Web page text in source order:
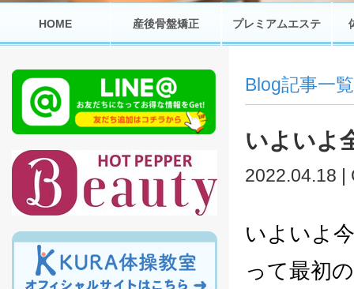
HOME 産後骨盤矯正 プレミアムエステ
Blog記事一覧
いよいよ
2022.04.18
いよいよ
って最初